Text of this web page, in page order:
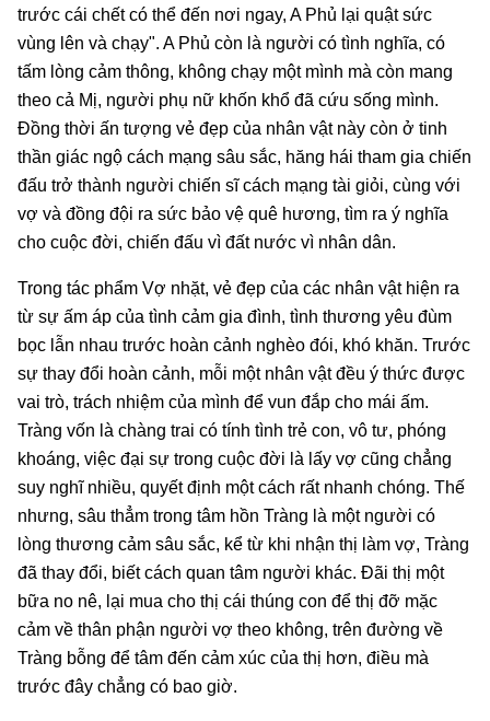
trước cái chết có thể đến nơi ngay, A Phủ lại quật sức
vùng lên và chạy". A Phủ còn là người có tình nghĩa, có
tấm lòng cảm thông, không chạy một mình mà còn mang
theo cả Mị, người phụ nữ khốn khổ đã cứu sống mình.
Đồng thời ấn tượng vẻ đẹp của nhân vật này còn ở tinh
thần giác ngộ cách mạng sâu sắc, hăng hái tham gia chiến
đấu trở thành người chiến sĩ cách mạng tài giỏi, cùng với
vợ và đồng đội ra sức bảo vệ quê hương, tìm ra ý nghĩa
cho cuộc đời, chiến đấu vì đất nước vì nhân dân.
Trong tác phẩm Vợ nhặt, vẻ đẹp của các nhân vật hiện ra
từ sự ấm áp của tình cảm gia đình, tình thương yêu đùm
bọc lẫn nhau trước hoàn cảnh nghèo đói, khó khăn. Trước
sự thay đổi hoàn cảnh, mỗi một nhân vật đều ý thức được
vai trò, trách nhiệm của mình để vun đắp cho mái ấm.
Tràng vốn là chàng trai có tính tình trẻ con, vô tư, phóng
khoáng, việc đại sự trong cuộc đời là lấy vợ cũng chẳng
suy nghĩ nhiều, quyết định một cách rất nhanh chóng. Thế
nhưng, sâu thẳm trong tâm hồn Tràng là một người có
lòng thương cảm sâu sắc, kể từ khi nhận thị làm vợ, Tràng
đã thay đổi, biết cách quan tâm người khác. Đãi thị một
bữa no nê, lại mua cho thị cái thúng con để thị đỡ mặc
cảm về thân phận người vợ theo không, trên đường về
Tràng bỗng để tâm đến cảm xúc của thị hơn, điều mà
trước đây chẳng có bao giờ.